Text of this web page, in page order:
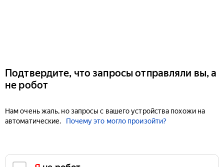
Подтвердите, что запросы отправляли вы, а
не робот
Нам очень жаль, но запросы с вашего устройства похожи на
автоматические.
Почему это могло произойти?